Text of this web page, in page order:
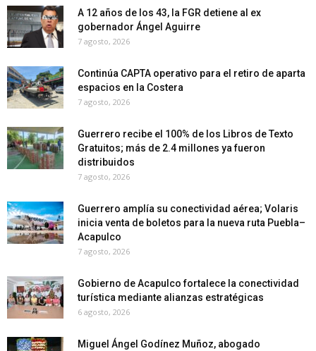
A 12 años de los 43, la FGR detiene al ex
gobernador Ángel Aguirre
7 agosto, 2026
Continúa CAPTA operativo para el retiro de aparta
espacios en la Costera
7 agosto, 2026
Guerrero recibe el 100% de los Libros de Texto
Gratuitos; más de 2.4 millones ya fueron
distribuidos
7 agosto, 2026
Guerrero amplía su conectividad aérea; Volaris
inicia venta de boletos para la nueva ruta Puebla–
Acapulco
7 agosto, 2026
Gobierno de Acapulco fortalece la conectividad
turística mediante alianzas estratégicas
6 agosto, 2026
Miguel Ángel Godínez Muñoz, abogado